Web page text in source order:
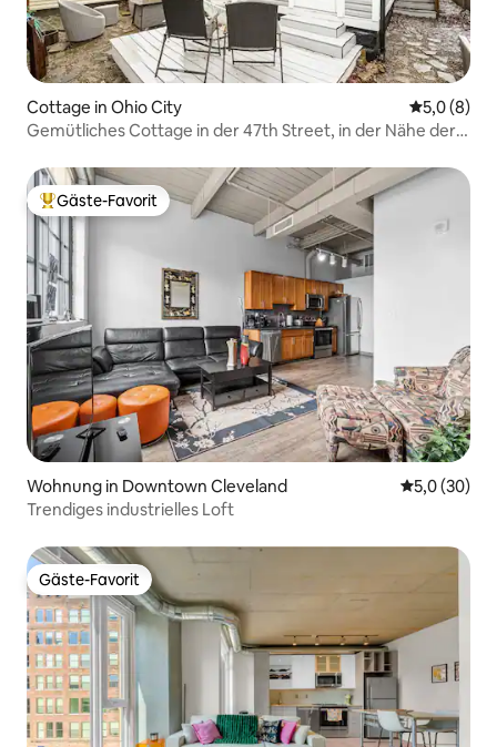
Cottage in Ohio City
5,0 (8)
Gemütliches Cottage in der 47th Street, in der Nähe der
Beliebter Gäste-Favorit.
Gäste-Favorit
Wohnung in Downtown Cleveland
5,0 (30)
Trendiges industrielles Loft
Gäste-Favorit
Gäste-Favorit